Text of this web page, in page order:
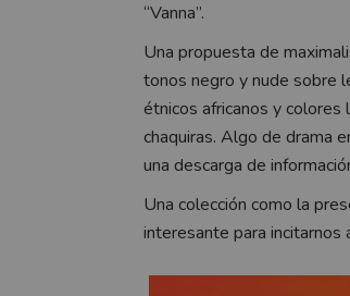
“Vanna”.
Una propuesta de
tonos negro y nude sobre
étnicos africanos y colores
chaquiras. Algo de drama
una descarga de
Una colección como la
interesante para incitarnos